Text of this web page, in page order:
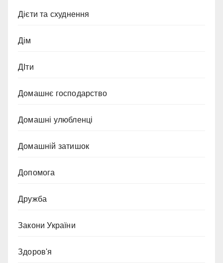
Дієти та схуднення
Дім
ДІти
Домашнє господарство
Домашні улюбленці
Домашній затишок
Допомога
Дружба
Закони України
Здоров'я